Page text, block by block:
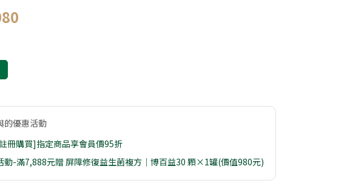
的優惠活動
冊購買]指定商品享會員價95折
動-滿7,888元贈 屏障修復益生菌複方｜博百益30 顆×1罐(價值980元)